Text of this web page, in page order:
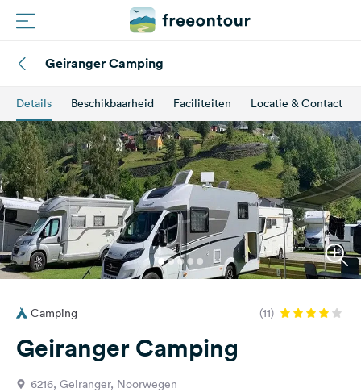
Campings
Magazine
Partners
Registreren
Inloggen
Vragen &
Feedback
Geiranger Camping
Details Beschikbaarheid Faciliteiten Locatie & Contact
Camping (11)
Geiranger Camping
6216, Geiranger, Noorwegen